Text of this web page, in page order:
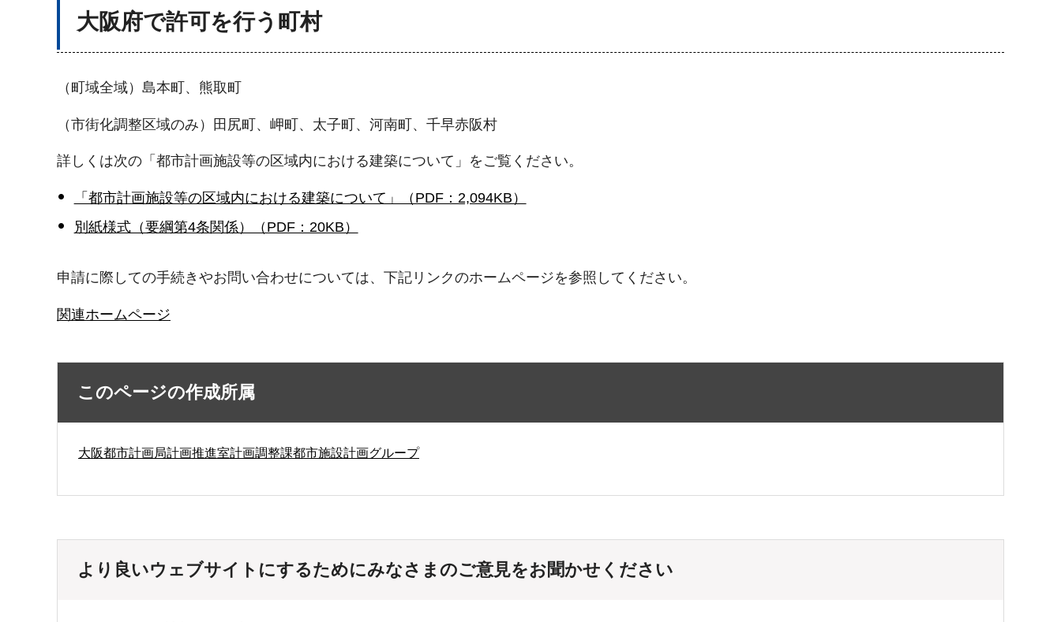
大阪府で許可を行う町村
（町域全域）島本町、熊取町
（市街化調整区域のみ）田尻町、岬町、太子町、河南町、千早赤阪村
詳しくは次の「都市計画施設等の区域内における建築について」をご覧ください。
「都市計画施設等の区域内における建築について」（PDF：2,094KB）
別紙様式（要綱第4条関係）（PDF：20KB）
申請に際しての手続きやお問い合わせについては、下記リンクのホームページを参照してください。
関連ホームページ
このページの作成所属
大阪都市計画局計画推進室計画調整課都市施設計画グループ
より良いウェブサイトにするためにみなさまのご意見をお聞かせください